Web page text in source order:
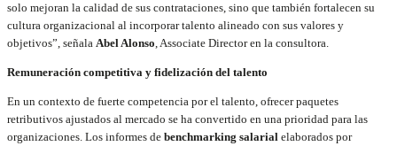
solo mejoran la calidad de sus contrataciones, sino que también fortalecen su
cultura organizacional al incorporar talento alineado con sus valores y
objetivos”, señala Abel Alonso, Associate Director en la consultora.
Remuneración competitiva y fidelización del talento
En un contexto de fuerte competencia por el talento, ofrecer paquetes
retributivos ajustados al mercado se ha convertido en una prioridad para las
organizaciones. Los informes de benchmarking salarial elaborados por